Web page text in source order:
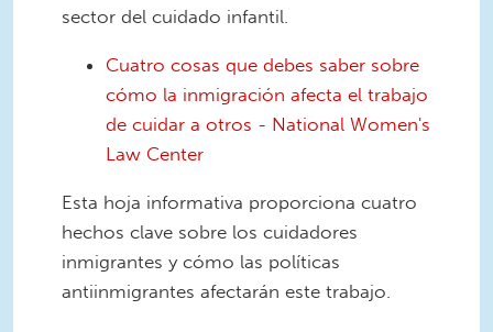
sector del cuidado infantil.
Cuatro cosas que debes saber sobre
cómo la inmigración afecta el trabajo
de cuidar a otros - National Women's
Law Center
Esta hoja informativa proporciona cuatro
hechos clave sobre los cuidadores
inmigrantes y cómo las políticas
antiinmigrantes afectarán este trabajo.